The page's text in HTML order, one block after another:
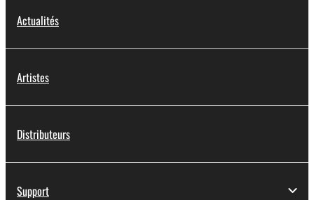
Actualités
Artistes
Distributeurs
Support